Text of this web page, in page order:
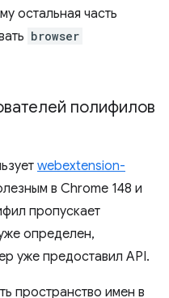
остальная часть
browser
полифилов
webextension-
в Chrome 148 и
пропускает
определен,
уже предоставил API.
пространство имен в